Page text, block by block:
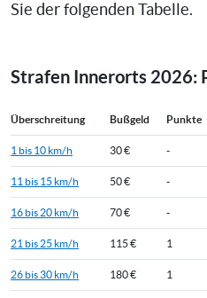
Sie der folgenden Tabelle.
Strafen Innerorts 2026:
Überschreitung Bußgeld Punkte
1 bis 10 km/h 30 € -
11 bis 15 km/h 50 € -
16 bis 20 km/h 70 € -
21 bis 25 km/h 115 € 1
26 bis 30 km/h 180 € 1